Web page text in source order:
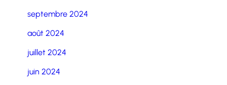
septembre 2024
août 2024
juillet 2024
juin 2024